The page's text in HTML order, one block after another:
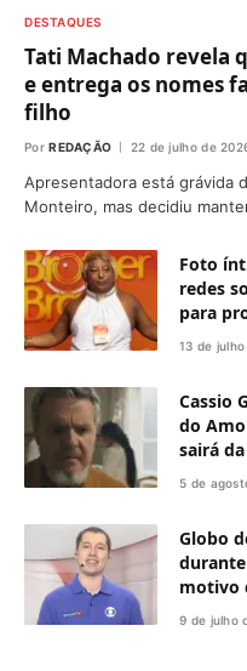
DESTAQUES
Tati Machado revela
e entrega os nomes
filho
Por REDAÇÃO 22 de julho de
Apresentadora está grávida
Monteiro, mas decidiu
Foto
redes
para
13 de
Cassio
do
sairá
5 de
Globo
motivo
9 de julho